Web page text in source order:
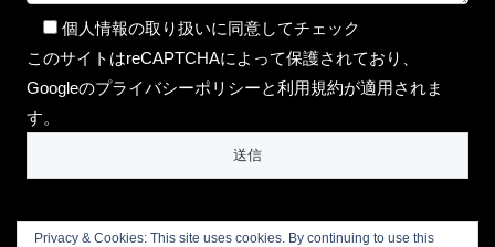
個人情報の取り扱いに同意してチェック
このサイトはreCAPTCHAによって保護されており、
Googleのプライバシーポリシーと利用規約が適用されま
す。
Privacy & Cookies: This site uses cookies. By continuing to use this